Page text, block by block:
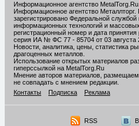
Информационное агентство MetalTorg.Ru
Информационное агентство Металлторг.
зарегистрировано Федеральной
информационных технологий и
регистрационный номер и дата
серия ИА № ФС 77 - 85704 от 03 августа
Новости, аналитика, цены, статистика
драгоценных металлов.
Использование открытых материалов
гиперссылкой на MetalTorg.Ru
Мнение авторов материалов,
не совпадать с мнением редакции.
Контакты
Подписка Реклама
RSS